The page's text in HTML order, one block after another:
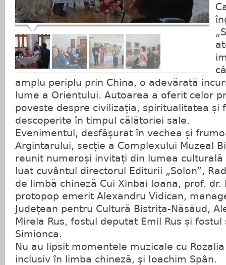
amplu periplu prin China, o adevărată
lume a Orientului. Autoarea a oferit celor
poveste despre civilizația, spiritualitatea și
descoperite în timpul călătoriei sale.
Evenimentul, desfășurat în vechea și
Argintarului, secție a Complexului Muzeal
reunit numeroși invitați din lumea culturală
luat cuvântul directorul Editurii „Solon”,
de limbă chineză Cui Xinbai Ioana, prof. dr.
protopop emerit Alexandru Vidican,
Județean pentru Cultură Bistrița-Năsăud,
Mirela Rus, fostul deputat Emil Rus și
Simionca.
Nu au lipsit momentele muzicale cu Rozalia
inclusiv în limba chineză, şi Ioachim Spân.